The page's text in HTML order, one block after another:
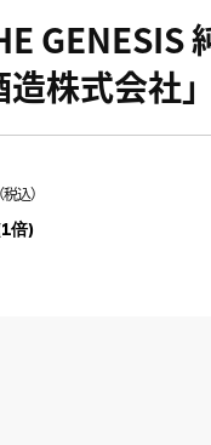
GENESIS
株式会社」
（税込）
倍)